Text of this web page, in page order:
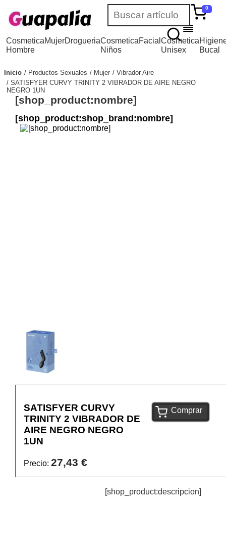
0
Cosmetica
Hombre
MujerDrogueriaCosmetica
Niños
FacialCosmetica
Unisex
Bucal
Inicio Productos Sexuales Mujer
Vibrador Aire
SATISFYER CURVY TRINITY 2 VIBRADOR DE AIRE NEGRO
NEGRO 1UN
[shop_product:nombre]
[shop_product:shop_brand:nombre]
SATISFYER CURVY
TRINITY 2 VIBRADOR DE
AIRE NEGRO NEGRO
1UN
Precio: 27,43 €
Comprar
[shop_product:descripcion]